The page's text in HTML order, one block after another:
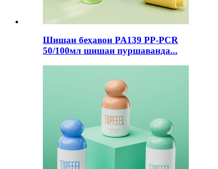
Шишаи беҳавои PA139 PP-PCR
50/100мл шишаи пуршаванда...